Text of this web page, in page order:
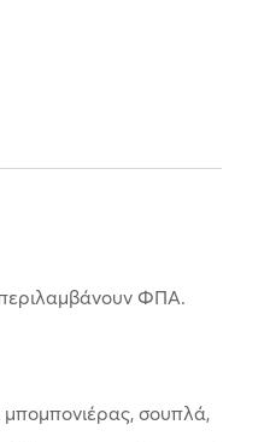
ΦΠΑ.
μπομπονιέρας, σουπλά,